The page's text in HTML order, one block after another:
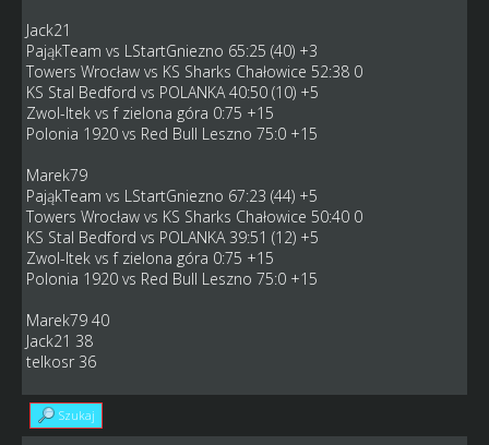
Jack21
PająkTeam vs LStartGniezno 65:25 (40) +3
Towers Wrocław vs KS Sharks Chałowice 52:38 0
KS Stal Bedford vs POLANKA 40:50 (10) +5
Zwol-Itek vs f zielona góra 0:75 +15
Polonia 1920 vs Red Bull Leszno 75:0 +15
Marek79
PająkTeam vs LStartGniezno 67:23 (44) +5
Towers Wrocław vs KS Sharks Chałowice 50:40 0
KS Stal Bedford vs POLANKA 39:51 (12) +5
Zwol-Itek vs f zielona góra 0:75 +15
Polonia 1920 vs Red Bull Leszno 75:0 +15
Marek79 40
Jack21 38
telkosr 36
Szukaj